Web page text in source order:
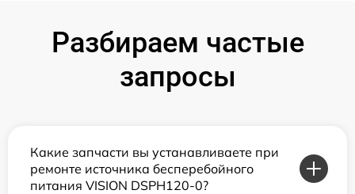
Разбираем частые
запросы
Какие запчасти вы устанавливаете при
ремонте источника бесперебойного
питания VISION DSPH120-0?